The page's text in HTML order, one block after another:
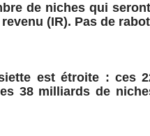
de niches qui
(IR). Pas de
est étroite : ces
38 milliards de